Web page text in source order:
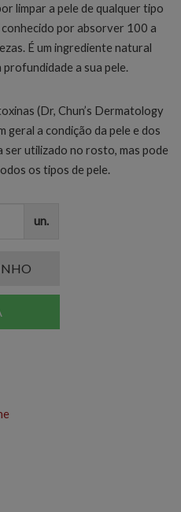
limpar a pele de qualquer tipo
por absorver 100 a
É um ingrediente natural
profundidade a sua pele.
(Dr, Chun’s Dermatology
geral a condição da pele e dos
ser utilizado no rosto, mas pode
os tipos de pele.
un.